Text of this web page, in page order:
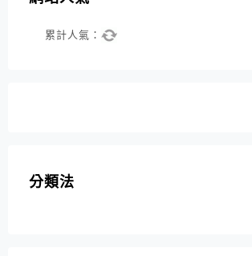
累計人氣：
分類法